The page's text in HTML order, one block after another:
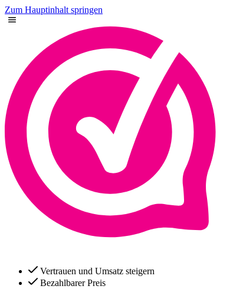
Zum Hauptinhalt springen
Vertrauen und Umsatz steigern
Bezahlbarer Preis